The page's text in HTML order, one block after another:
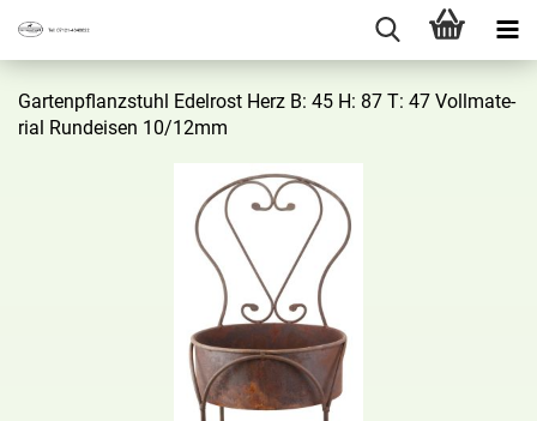
Gar­ten­pflanz­stuhl Edel­rost Herz B: 45 H: 87 T: 47 Voll­ma­te­
ri­al Rund­ei­sen 10/12mm